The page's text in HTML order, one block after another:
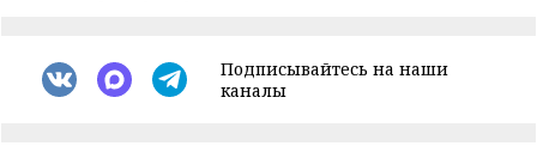
Подписывайтесь на наши
каналы